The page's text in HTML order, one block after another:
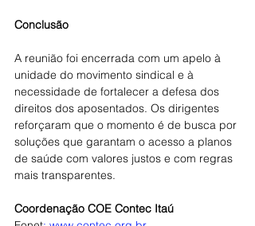
Conclusão
A reunião foi encerrada com um apelo à
unidade do movimento sindical e à
necessidade de fortalecer a defesa dos
direitos dos aposentados. Os dirigentes
reforçaram que o momento é de busca por
soluções que garantam o acesso a planos
de saúde com valores justos e com regras
mais transparentes.
Coordenação COE Contec Itaú